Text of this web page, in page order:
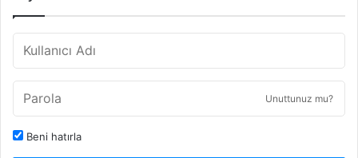
Unuttunuz mu?
Beni hatırla